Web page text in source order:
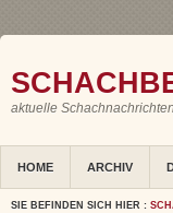
aktuelle
HOME ARCHIV
SIE BEFINDEN SICH HIER :